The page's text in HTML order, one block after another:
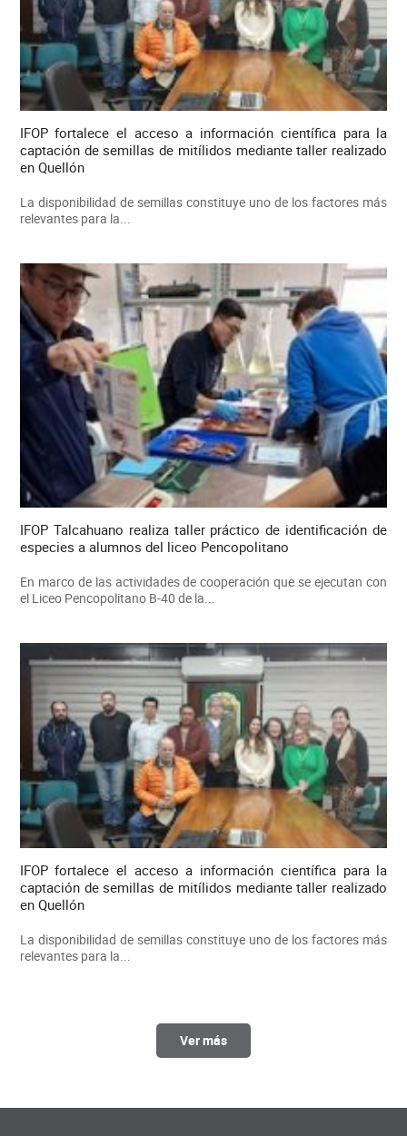
IFOP fortalece el acceso a información científica para la
captación de semillas de mitílidos mediante taller realizado
en Quellón
La disponibilidad de semillas constituye uno de los factores más
relevantes para la...
IFOP Talcahuano realiza taller práctico de identificación de
especies a alumnos del liceo Pencopolitano
En marco de las actividades de cooperación que se ejecutan con
el Liceo Pencopolitano B-40 de la...
IFOP fortalece el acceso a información científica para la
captación de semillas de mitílidos mediante taller realizado
en Quellón
La disponibilidad de semillas constituye uno de los factores más
relevantes para la...
Ver más